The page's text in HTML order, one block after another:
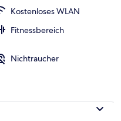
Kostenloses WLAN
Fitnessbereich
Nichtraucher